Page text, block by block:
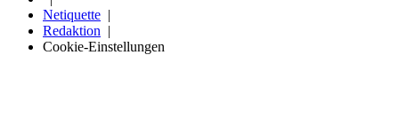
Netiquette
Redaktion
Cookie-Einstellungen